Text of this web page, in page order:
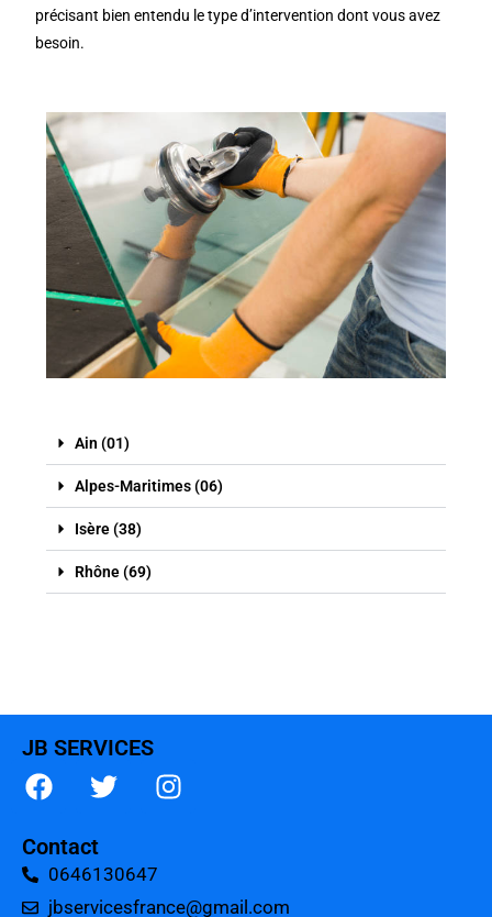
précisant bien entendu le type d’intervention dont vous avez
besoin.
Ain (01)
Alpes-Maritimes (06)
Isère (38)
Rhône (69)
JB SERVICES
Contact
0646130647
jbservicesfrance@gmail.com